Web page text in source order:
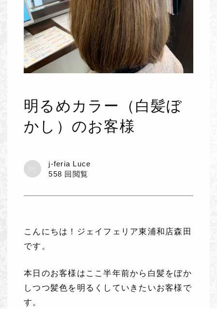
明るめカラー（白髪ぼ
かし）のお客様
j-feria Luce
558 回閲覧
こんにちは！ジェイフェリア東浦和店森田
です。
本日のお客様はここ半年前から白髪をぼか
しつつ髪色を明るくしていきたいお客様で
す。